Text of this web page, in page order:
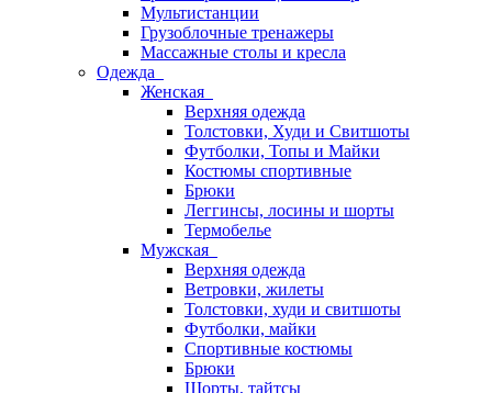
Мультистанции
Грузоблочные тренажеры
Массажные столы и кресла
Одежда
Женская
Верхняя одежда
Толстовки, Худи и Свитшоты
Футболки, Топы и Майки
Костюмы спортивные
Брюки
Леггинсы, лосины и шорты
Термобелье
Мужская
Верхняя одежда
Ветровки, жилеты
Толстовки, худи и свитшоты
Футболки, майки
Спортивные костюмы
Брюки
Шорты, тайтсы